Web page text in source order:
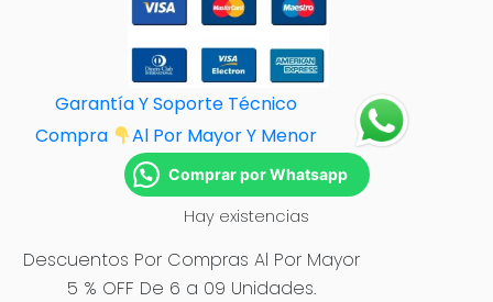
Garantía Y Soporte Técnico
Compra
Al Por Mayor Y Menor
Comprar por Whatsapp
Hay existencias
Descuentos Por Compras Al Por Mayor
5 % OFF De 6 a 09 Unidades.